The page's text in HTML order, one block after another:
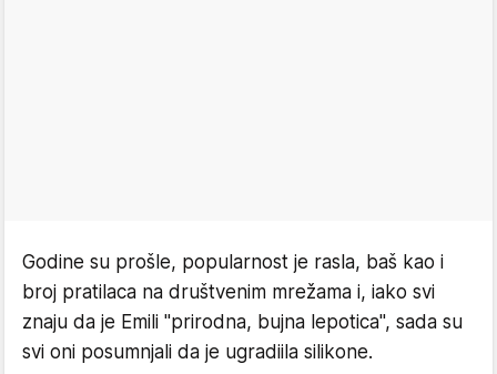
Godine su prošle, popularnost je rasla, baš kao i
broj pratilaca na društvenim mrežama i, iako svi
znaju da je Emili "prirodna, bujna lepotica", sada su
svi oni posumnjali da je ugradiila silikone.